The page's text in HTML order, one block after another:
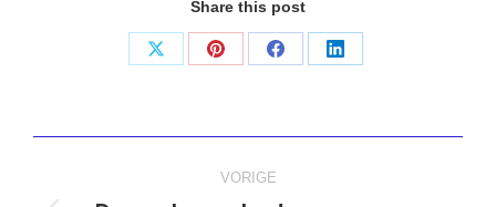
Share this post
Deel
Deel
Deel
Deel
VORIGE